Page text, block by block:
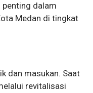
penting dalam
Medan di tingkat
dan masukan. Saat
revitalisasi